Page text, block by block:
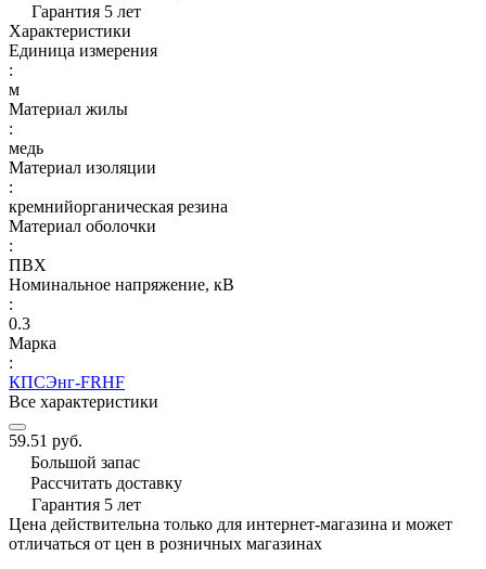
Гарантия 5 лет
Характеристики
Единица измерения
:
м
Материал жилы
:
медь
Материал изоляции
:
кремнийорганическая резина
Материал оболочки
:
ПВХ
Номинальное напряжение, кВ
:
0.3
Марка
:
КПСЭнг-FRHF
Все характеристики
59.51 руб.
Большой запас
Рассчитать доставку
Гарантия 5 лет
Цена действительна только для интернет-магазина и может
отличаться от цен в розничных магазинах